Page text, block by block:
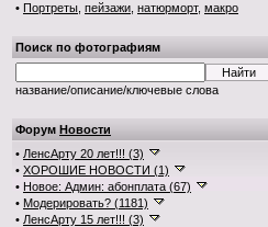
• Портреты пейзажи натюрморт, макро
Поиск по фотографиям
название/описание/ключевые слова
Форум Новости
• ЛенсАрту 20 лет!!! (3)
• ХОРОШИЕ НОВОСТИ (1)
• Новое: Админ: абонплата (67)
• Модерировать? (1181)
• ЛенсАрту 15 лет!!! (3)